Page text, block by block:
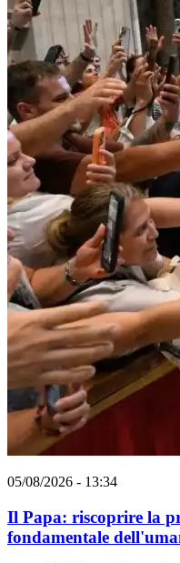
05/08/2026 - 13:34
Il Papa: riscoprire la
fondamentale